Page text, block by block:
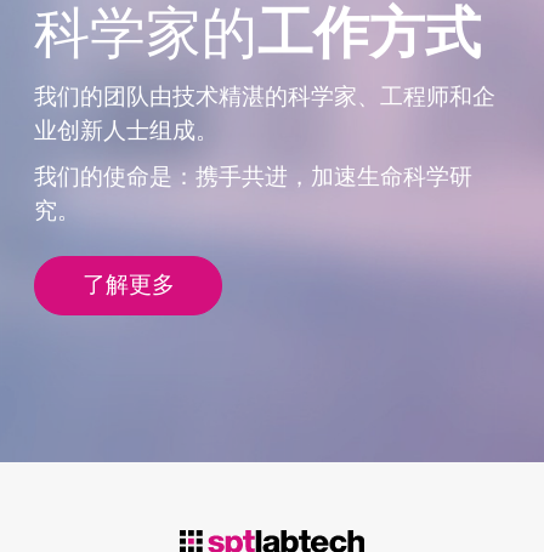
科学家的工作方式
我们的团队由技术精湛的科学家、工程师和企
业创新人士组成。
我们的使命是：携手共进，加速生命科学研
究。
了解更多